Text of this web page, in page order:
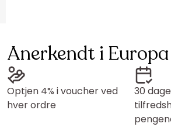
Anerkendt i Europa
Optjen 4% i voucher ved
hver ordre
30